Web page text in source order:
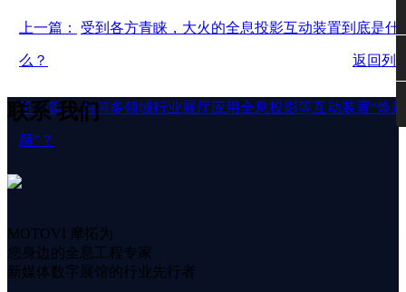
上一篇： 受到各方青睐，大火的全息投影互动装置到底是什
么？ 返回列
下一篇： 为何多领域行业展厅应用全息投影等互动装置“焕新
颜”？
联系我们
MOTOVI 摩拓为
您身边的全息工程专家
新媒体数字展馆的行业先行者